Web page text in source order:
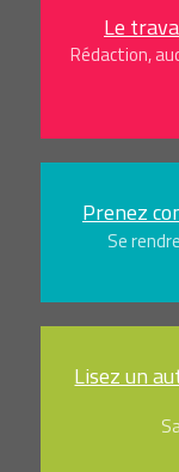
Le
Rédaction,
Prenez
Se
Lisez un